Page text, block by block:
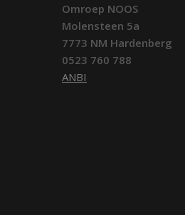
Omroep NOOS
Molensteen 5a
7773 NM Hardenberg
0523 760 788
ANBI